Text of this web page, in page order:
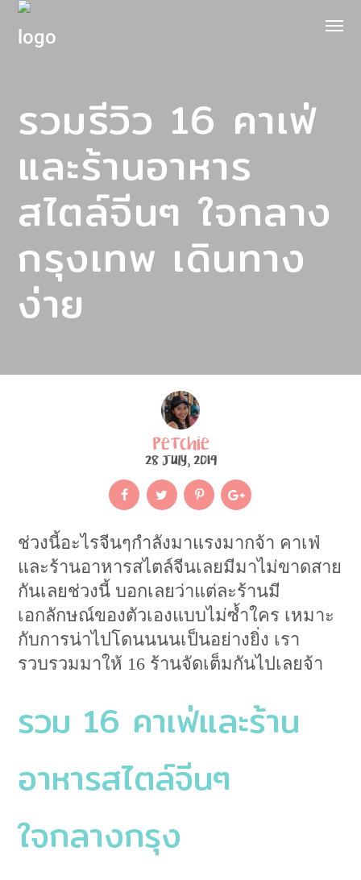
รวมรีวิว 16 คาเฟ่
และร้านอาหาร
สไตล์จีนๆ ใจกลาง
กรุงเทพ เดินทาง
ง่าย
Petchie
28 July, 2019
ช่วงนี้อะไรจีนๆกำลังมาแรงมากจ้า คาเฟ่
และร้านอาหารสไตล์จีนเลยมีมาไม่ขาดสาย
กันเลยช่วงนี้ บอกเลยว่าแต่ละร้านมี
เอกลักษณ์ของตัวเองแบบไม่ซ้ำใคร เหมาะ
กับการน่าไปโดนนนนเป็นอย่างยิ่ง เรา
รวบรวมมาให้ 16 ร้านจัดเต็มกันไปเลยจ้า
รวม 16 คาเฟ่และร้าน
อาหารสไตล์จีนๆ
ใจกลางกรุง